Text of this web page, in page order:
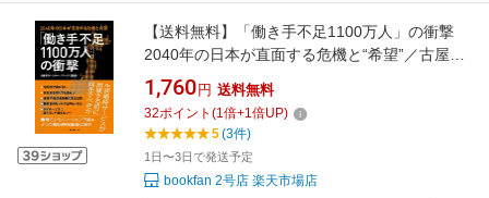
【送料無料】「働き手不足1100万人」の衝撃
2040年の日本が直面する危機と“希望”／古屋星
斗／リクルートワークス研究所
1,760 円 送料無料
32ポイント (1倍+1倍UP)
5(3件)
1日〜3日で発送予定
bookfan 2号店 楽天市場店